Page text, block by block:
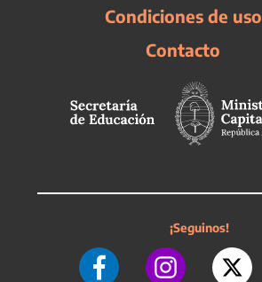
Condiciones de uso
Contacto
¡Seguinos!